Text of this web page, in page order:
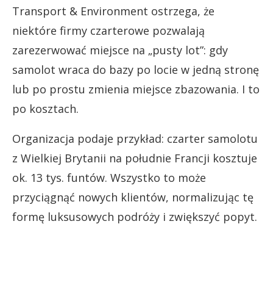
Transport & Environment ostrzega, że
niektóre firmy czarterowe pozwalają
zarezerwować miejsce na „pusty lot”: gdy
samolot wraca do bazy po locie w jedną stronę
lub po prostu zmienia miejsce zbazowania. I to
po kosztach.
Organizacja podaje przykład: czarter samolotu
z Wielkiej Brytanii na południe Francji kosztuje
ok. 13 tys. funtów. Wszystko to może
przyciągnąć nowych klientów, normalizując tę
formę luksusowych podróży i zwiększyć popyt.